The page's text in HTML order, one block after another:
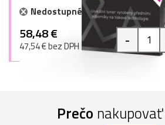
Nedostupné
58,48 €
47,54 € bez DPH -
Prečo